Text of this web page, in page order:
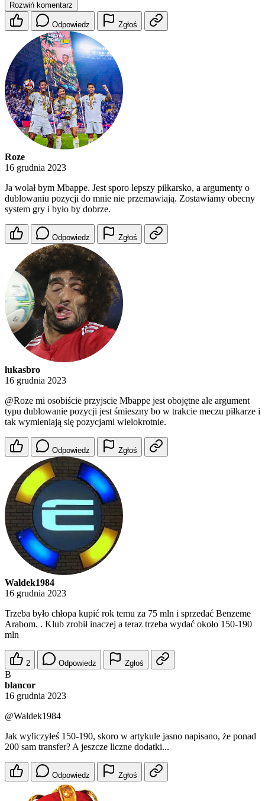
Rozwiń komentarz
Odpowiedz Zgłoś
Roze
16 grudnia 2023
Ja wolał bym Mbappe. Jest sporo lepszy piłkarsko, a argumenty o
dublowaniu pozycji do mnie nie przemawiają. Zostawiamy obecny
system gry i było by dobrze.
Odpowiedz Zgłoś
lukasbro
16 grudnia 2023
@Roze mi osobiście przyjscie Mbappe jest obojętne ale argument
typu dublowanie pozycji jest śmieszny bo w trakcie meczu piłkarze i
tak wymieniają się pozycjami wielokrotnie.
Odpowiedz Zgłoś
Waldek1984
16 grudnia 2023
Trzeba było chłopa kupić rok temu za 75 mln i sprzedać Benzeme
Arabom. . Klub zrobił inaczej a teraz trzeba wydać około 150-190
mln
2 Odpowiedz Zgłoś
B
blancor
16 grudnia 2023
@Waldek1984
Jak wyliczyłeś 150-190, skoro w artykule jasno napisano, że ponad
200 sam transfer? A jeszcze liczne dodatki...
Odpowiedz Zgłoś